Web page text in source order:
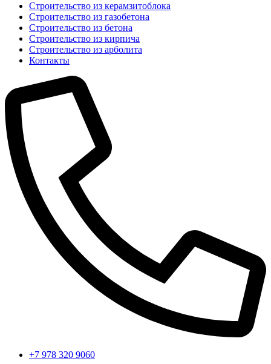
Строительство из керамзитоблока
Строительство из газобетона
Строительство из бетона
Строительство из кирпича
Строительство из арболита
Контакты
+7 978 320 9060